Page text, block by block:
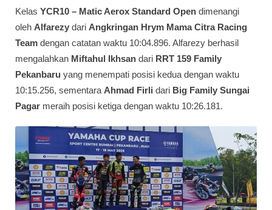
Kelas YCR10 – Matic Aerox Standard Open dimenangi
oleh Alfarezy dari Angkringan Hrym Mama Citra Racing
Team dengan catatan waktu 10:04.896. Alfarezy berhasil
mengalahkan Miftahul Ikhsan dari RRT 159 Family
Pekanbaru yang menempati posisi kedua dengan waktu
10:15.256, sementara Ahmad Firli dari Big Family Sungai
Pagar meraih posisi ketiga dengan waktu 10:26.181.